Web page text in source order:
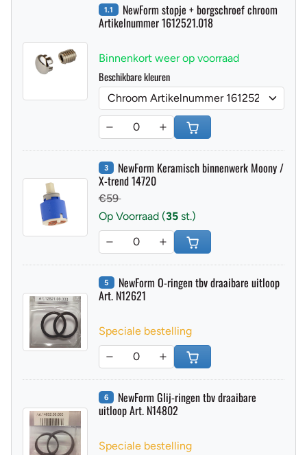
1.1 NewForm stopje + borgschroef chroom
Artikelnummer 1612521.018
Binnenkort weer op voorraad
Beschikbare kleuren
3 NewForm Keramisch binnenwerk Moony /
X-trend 14720
Bruto prijs
€59
Op Voorraad (35st.)
5 NewForm O-ringen tbv draaibare uitloop
Art. N12621
Speciale bestelling
6 NewForm Glij-ringen tbv draaibare
uitloop Art. N14802
Speciale bestelling